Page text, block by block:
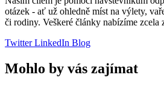
otázek - ať už ohledně míst na výlety,
či rodiny. Veškeré články nabízíme zcela
TwitterLinkedIn Blog
Mohlo by vás zajímat